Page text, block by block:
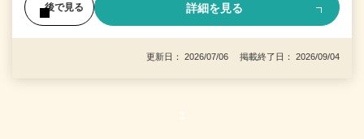
後で見る 詳細を見る
更新日： 2026/07/06 掲載終了日： 2026/09/04
1